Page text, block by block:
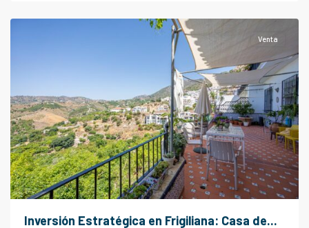
Venta
Inversión Estratégica en Frigiliana: Casa de...